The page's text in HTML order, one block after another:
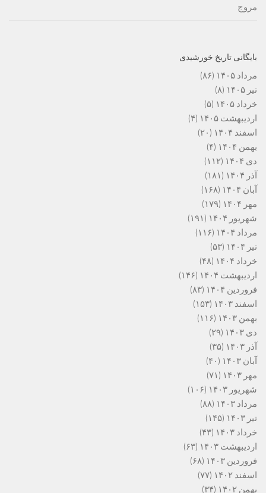
مروج
بایگانی تاریخ خورشیدی
مرداد ۱۴۰۵
(۸۶)
تیر ۱۴۰۵
(۸)
خرداد ۱۴۰۵
(۵)
اردیبهشت ۱۴۰۵
(۴)
اسفند ۱۴۰۴
(۲۰)
بهمن ۱۴۰۴
(۴)
دی ۱۴۰۴
(۱۱۲)
آذر ۱۴۰۴
(۱۸۱)
آبان ۱۴۰۴
(۱۶۸)
مهر ۱۴۰۴
(۱۷۹)
شهریور ۱۴۰۴
(۱۹۱)
مرداد ۱۴۰۴
(۱۱۶)
تیر ۱۴۰۴
(۵۳)
خرداد ۱۴۰۴
(۴۸)
اردیبهشت ۱۴۰۴
(۱۴۶)
فروردین ۱۴۰۴
(۸۳)
اسفند ۱۴۰۳
(۱۵۳)
بهمن ۱۴۰۳
(۱۱۶)
دی ۱۴۰۳
(۲۹)
آذر ۱۴۰۳
(۳۵)
آبان ۱۴۰۳
(۴۰)
مهر ۱۴۰۳
(۷۱)
شهریور ۱۴۰۳
(۱۰۶)
مرداد ۱۴۰۳
(۸۸)
تیر ۱۴۰۳
(۱۴۵)
خرداد ۱۴۰۳
(۴۳)
اردیبهشت ۱۴۰۳
(۶۳)
فروردین ۱۴۰۳
(۶۸)
اسفند ۱۴۰۲
(۷۷)
بهمن ۱۴۰۲
(۳۴)